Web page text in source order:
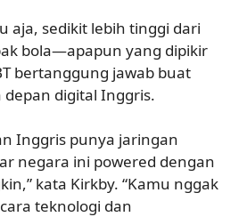
aja, sedikit lebih tinggi dari
bola—apapun yang dipikir
bertanggung jawab buat
digital Inggris.
Inggris punya jaringan
negara ini powered dengan
kata Kirkby. “Kamu nggak
teknologi dan